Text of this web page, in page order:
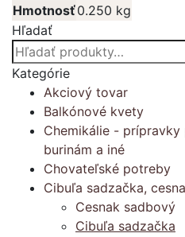
Hmotnosť0.250 kg
Hľadať
Hľadať:
Kategórie
Akciový tovar
Balkónové kvety
Chemikálie -
burinám a iné
Chovateľské potreby
Cibuľa sadzačka,
Cesnak sadbový
Cibuľa sadzačka